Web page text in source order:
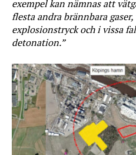
exempel kan nämnas att
flesta andra brännbara
explosionstryck och i vissa
detonation.”